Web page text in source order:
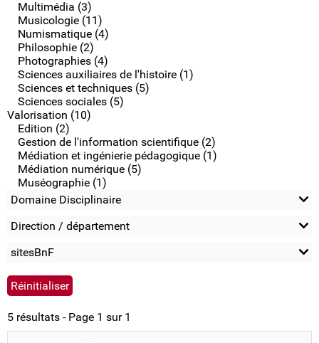
Multimédia (3)
Musicologie (11)
Numismatique (4)
Philosophie (2)
Photographies (4)
Sciences auxiliaires de l'histoire (1)
Sciences et techniques (5)
Sciences sociales (5)
Valorisation (10)
Edition (2)
Gestion de l'information scientifique (2)
Médiation et ingénierie pédagogique (1)
Médiation numérique (5)
Muséographie (1)
Domaine Disciplinaire
Direction / département
sitesBnF
5 résultats - Page 1 sur 1